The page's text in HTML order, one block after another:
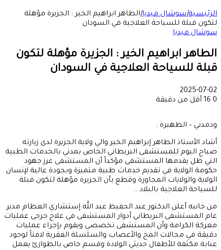
الرئيسية|سوشال ميديا|الطاهر ابراهيم الخير : الجزيرة مؤهلة
لتكون قبلة للسياحة العلاجية في السودان
سوشال ميديا
الطاهر ابراهيم الخير : الجزيرة مؤهلة لتكون
قبلة للسياحة العلاجية في السودان
2025-07-02
0
أقل من دقيقة
ودمدني – الظهيرة :
أشاد الأستاذ الطاهر إبراهيم الخير والي ولاية الجزيرة لدى زيارته
صباح اليوم للمستشفى البريطاني الخاص بمدني بالخدمات الطبية
التي ظل يقدمها المستشفى مؤكداً أن المستشفى عزز جهود
حكومة الولاية في تقديم خدمات طبية متميزة وبجودة عالية لإنسان
الولاية والولايات المجاورة وقطع بأن الجزيرة مؤهلة لتكون قبلة
للسياحة العلاجية بالبلاد ..
من جانبه أعلن الدكتور عبد الحفيظ عبد الله إستشاري العظام مدير
عام المستشفى البريطاني أدوار المستشفى في علاج جرحى عمليات
معركة الكرامة وأن المستشفى تخصصي ويقوم بإجراء عمليات
دقيقة في مجالات المخ والأعصاب والسلسلة الفقرية لافتاً لوجود
عنابة مكثفة للأطفال حديثي الولادة وقسم خاص بالطوارئ يعمل